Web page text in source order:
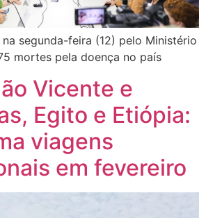
segunda-feira (12) pelo Ministério
mortes pela doença no país
Vicente e
Egito e Etiópia:
viagens
em fevereiro